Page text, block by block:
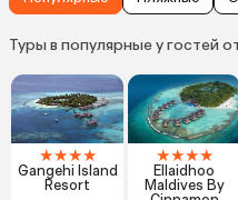
Туры в популярные у гостей
★★★★
Gangehi Island
Resort
★★★★
Ellaidhoo
Maldives By